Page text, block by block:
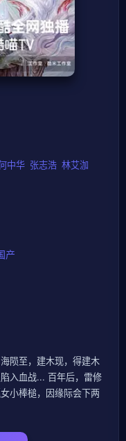
中华 张志浩 林艾泇
产
陨至，建木现，得建木
入血战... 百年后，雷修
小棒槌，因缘际会下两